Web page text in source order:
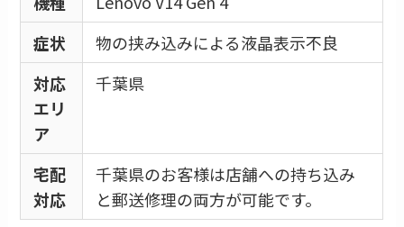
症状
物の挟み込みによる液晶表示不良
対応
エリ
ア
千葉県
宅配
対応
千葉県のお客様は店舗への持ち込み
と郵送修理の両方が可能です。